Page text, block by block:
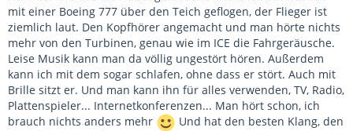
mit einer Boeing 777 über den Teich geflogen, der Flieger ist
ziemlich laut. Den Kopfhörer angemacht und man hörte nichts
mehr von den Turbinen, genau wie im ICE die Fahrgeräusche.
Leise Musik kann man da völlig ungestört hören. Außerdem
kann ich mit dem sogar schlafen, ohne dass er stört. Auch mit
Brille sitzt er. Und man kann ihn für alles verwenden, TV, Radio,
Plattenspieler... Internetkonferenzen... Man hört schon, ich
brauch nichts anders mehr
Und hat den besten Klang, den